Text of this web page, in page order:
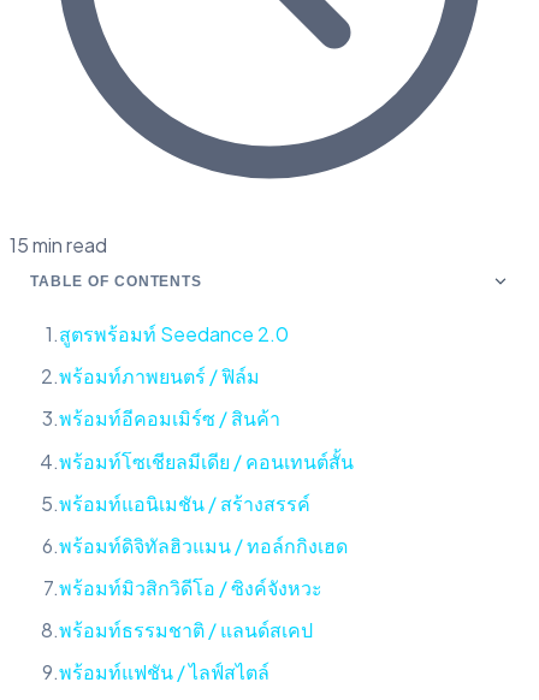
15 min read
TABLE OF CONTENTS
สูตรพร้อมท์ Seedance 2.0
พร้อมท์ภาพยนตร์ / ฟิล์ม
พร้อมท์อีคอมเมิร์ซ / สินค้า
พร้อมท์โซเชียลมีเดีย / คอนเทนต์สั้น
พร้อมท์แอนิเมชัน / สร้างสรรค์
พร้อมท์ดิจิทัลฮิวแมน / ทอล์กกิงเฮด
พร้อมท์มิวสิกวิดีโอ / ซิงค์จังหวะ
พร้อมท์ธรรมชาติ / แลนด์สเคป
พร้อมท์แฟชัน / ไลฟ์สไตล์